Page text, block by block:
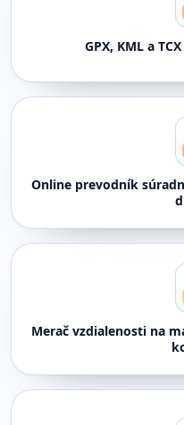
GPX, KML a
Online prevodník
Merač vzdialenosti na